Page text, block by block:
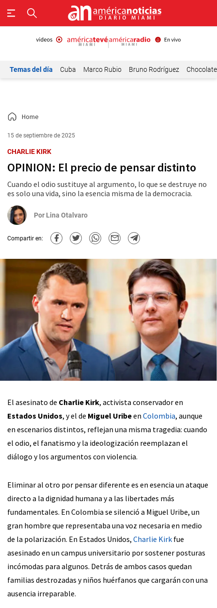
Temas del día Cuba Marco Rubio Bruno Rodríguez
Home
15 de septiembre de 2025
CHARLIE KIRK
OPINION: El precio de pensar distinto
Cuando el odio sustituye al argumento, lo que se destruye no
es solo una vida, sino la esencia misma de la democracia.
Por Lina Otalvaro
Compartir en:
El asesinato de Charlie Kirk, activista conservador en
Estados Unidos, y el de Miguel Uribeen Colombia, aunque
en escenarios distintos, reflejan una misma tragedia: cuando
el odio, el fanatismo y la ideologización reemplazan el
diálogo y los argumentos con violencia.
Eliminar al otro por pensar diferente es en esencia un ataque
directo a la dignidad humana y a las libertades más
fundamentales. En Colombia se silenció a Miguel Uribe, un
gran hombre que representaba una voz necesaria en medio
de la polarización. En Estados Unidos, Charlie Kirk fue
asesinado en un campus universitario por sostener posturas
incómodas para algunos. Detrás de ambos casos quedan
familias destrozadas y niños huérfanos que cargarán con una
ausencia irreparable.